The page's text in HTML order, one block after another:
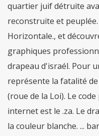
quartier juif détruite
reconstruite et
Horizontale., et
graphiques
drapeau d'israél. Pour
représente la fatalité de
(roue de la Loi). Le
internet est le .za. Le
la couleur blanche. ...